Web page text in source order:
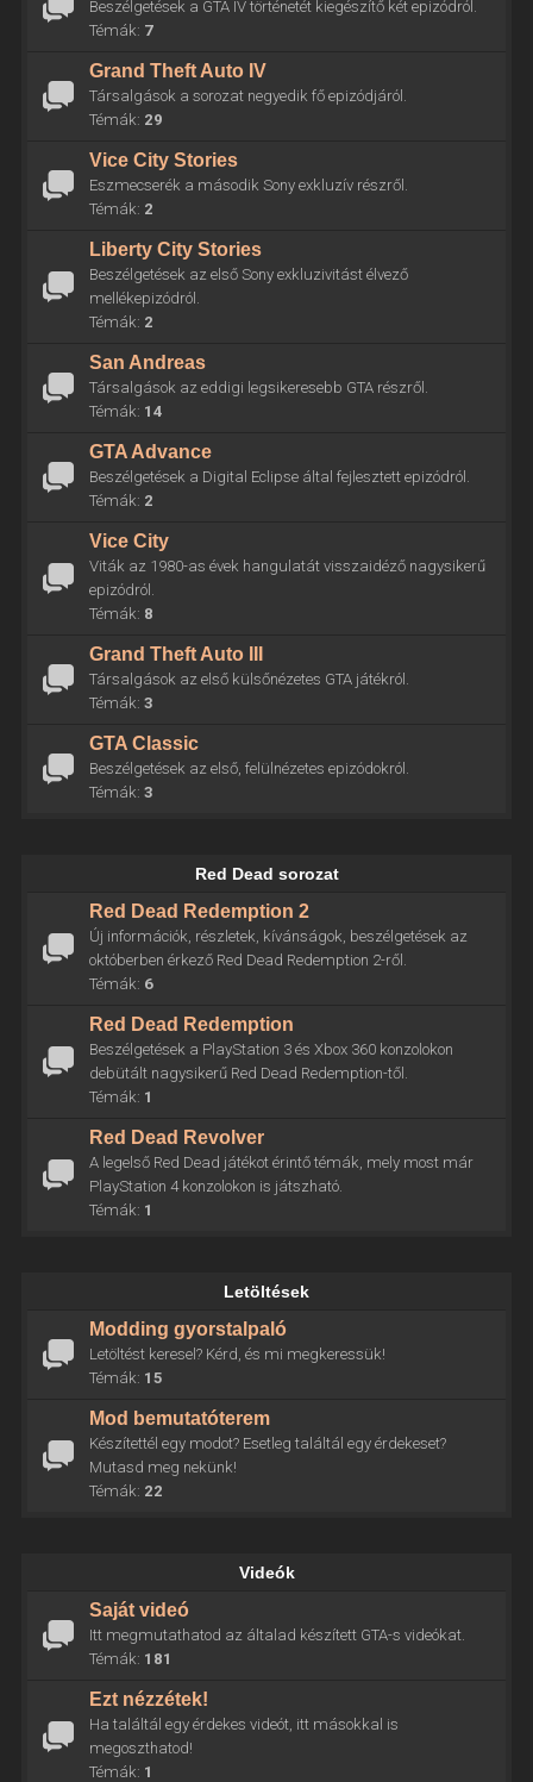
Beszélgetések a GTA IV történetét kiegészítő két epizódról.
Témák: 7
Grand Theft Auto IV
Társalgások a sorozat negyedik fő epizódjáról.
Témák: 29
Vice City Stories
Eszmecserék a második Sony exkluzív részről.
Témák: 2
Liberty City Stories
Beszélgetések az első Sony exkluzivitást élvező
mellékepizódról.
Témák: 2
San Andreas
Társalgások az eddigi legsikeresebb GTA részről.
Témák: 14
GTA Advance
Beszélgetések a Digital Eclipse által fejlesztett epizódról.
Témák: 2
Vice City
Viták az 1980-as évek hangulatát visszaidéző nagysikerű
epizódról.
Témák: 8
Grand Theft Auto III
Társalgások az első külsőnézetes GTA játékról.
Témák: 3
GTA Classic
Beszélgetések az első, felülnézetes epizódokról.
Témák: 3
Red Dead sorozat
Red Dead Redemption 2
Új információk, részletek, kívánságok, beszélgetések az
októberben érkező Red Dead Redemption 2-ről.
Témák: 6
Red Dead Redemption
Beszélgetések a PlayStation 3 és Xbox 360 konzolokon
debütált nagysikerű Red Dead Redemption-től.
Témák: 1
Red Dead Revolver
A legelső Red Dead játékot érintő témák, mely most már
PlayStation 4 konzolokon is játszható.
Témák: 1
Letöltések
Modding gyorstalpaló
Letöltést keresel? Kérd, és mi megkeressük!
Témák: 15
Mod bemutatóterem
Készítettél egy modot? Esetleg találtál egy érdekeset?
Mutasd meg nekünk!
Témák: 22
Videók
Saját videó
Itt megmutathatod az általad készített GTA-s videókat.
Témák: 181
Ezt nézzétek!
Ha találtál egy érdekes videót, itt másokkal is
megoszthatod!
Témák: 1